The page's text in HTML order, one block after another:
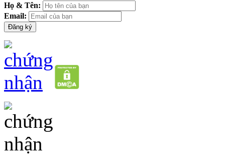
Họ & Tên:
Email: